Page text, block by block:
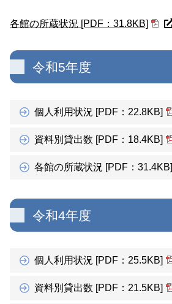
各館の所蔵状況 [PDF：31.8KB]
令和5年度
個人利用状況 [PDF：22.8KB]
資料別貸出数 [PDF：18.4KB]
各館の所蔵状況 [PDF：31.4KB]
令和4年度
個人利用状況 [PDF：25.5KB]
資料別貸出数 [PDF：21.5KB]